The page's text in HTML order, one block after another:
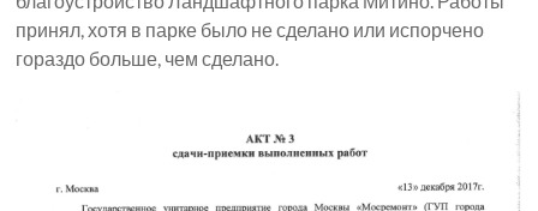
принял, хотя в парке было не сделано или испорчено
гораздо больше, чем сделано.